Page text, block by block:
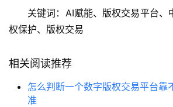
关键词：AI赋能、版权交易平台、
权保护、版权交易
相关阅读推荐
怎么判断一个数字版权交易平台靠
准